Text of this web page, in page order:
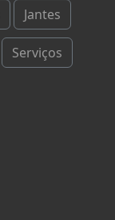
Jantes
Serviços